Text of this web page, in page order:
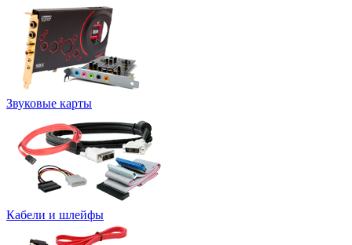
Звуковые карты
Кабели и шлейфы